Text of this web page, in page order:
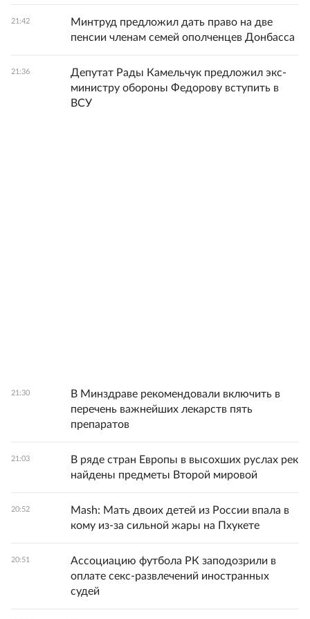
21:42
Минтруд предложил дать право на две
пенсии членам семей ополченцев Донбасса
21:36
Депутат Рады Камельчук предложил экс-
министру обороны Федорову вступить в
ВСУ
21:30
В Минздраве рекомендовали включить в
перечень важнейших лекарств пять
препаратов
21:03
В ряде стран Европы в высохших руслах рек
найдены предметы Второй мировой
20:52
Mash: Мать двоих детей из России впала в
кому из-за сильной жары на Пхукете
20:51
Ассоциацию футбола РК заподозрили в
оплате секс-развлечений иностранных
судей